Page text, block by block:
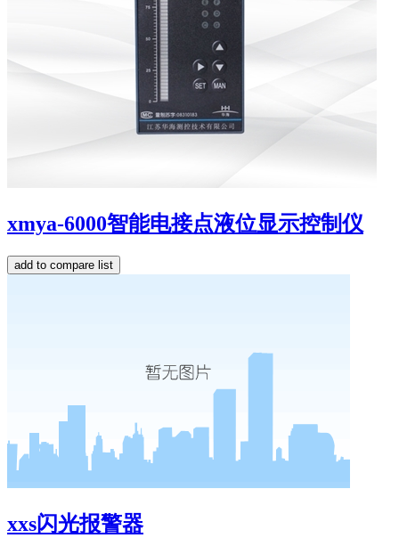
xmya-6000智能电接点液位显示控制仪
xxs闪光报警器